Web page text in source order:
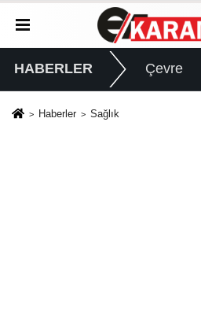
HABERLER Çevre
Haberler Sağlık